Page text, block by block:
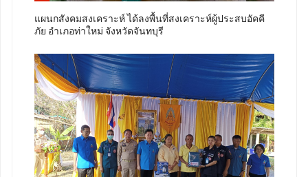
แผนกสังคมสงเคราะห์ ได้ลงพื้นที่สงเคราะห์ผู้ประสบอัคคี
ภัย อำเภอท่าใหม่ จังหวัดจันทบุรี